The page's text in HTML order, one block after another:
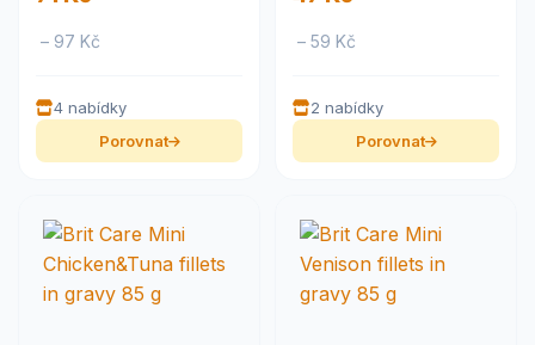
– 97 Kč
4 nabídky
Porovnat
– 59 Kč
2 nabídky
Porovnat